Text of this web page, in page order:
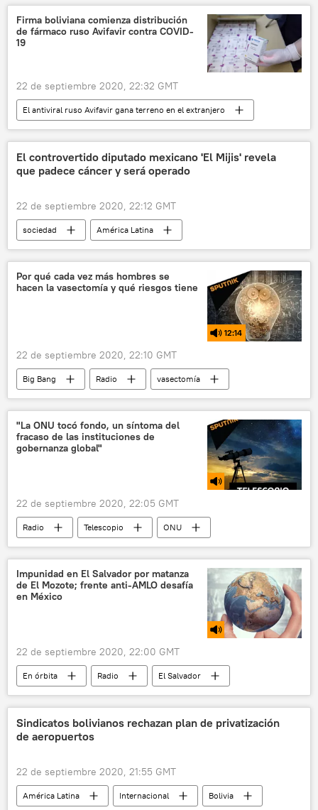
Duma Estatal de Rusia noticias
Firma boliviana comienza distribución
de fármaco ruso Avifavir contra COVID-
19
22 de septiembre 2020, 22:32 GMT
El antiviral ruso Avifavir gana terreno en el extranjero
América Latina
Internacional
Rusia
Bolivia
COVID-19
Avifavir
noticias
El controvertido diputado mexicano 'El Mijis' revela
que padece cáncer y será operado
22 de septiembre 2020, 22:12 GMT
sociedad
América Latina
Internacional
América del Norte
México
cáncer noticias
Por qué cada vez más hombres se
hacen la vasectomía y qué riesgos tiene
12:14
22 de septiembre 2020, 22:10 GMT
Big Bang Radio
vasectomía
sexualidad
vida sexual
riesgos
anticonceptivo masculino
anticonceptivo
fertilidad
💗 Salud
"La ONU tocó fondo, un síntoma del
fracaso de las instituciones de
gobernanza global"
22 de septiembre 2020, 22:05 GMT
Radio Telescopio
ONU
pandemia de coronavirus
COVID-19
coronavirus
Asamblea General de la ONU
Impunidad en El Salvador por matanza
de El Mozote; frente anti-AMLO desafía
en México
22 de septiembre 2020, 22:00 GMT
En órbita Radio
El Salvador
impunidad
masacre
archivos
violación a los derechos humanos
México
Andrés Manuel López Obrador
Sindicatos bolivianos rechazan plan de privatización
de aeropuertos
22 de septiembre 2020, 21:55 GMT
América Latina Internacional
Bolivia